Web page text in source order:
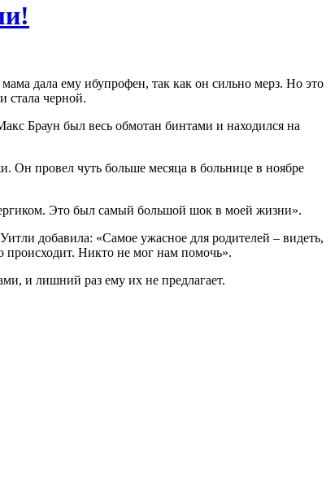
дала ему ибупрофен, так как он сильно мерз. Но это
стала черной.
Браун был весь обмотан бинтами и находился на
Он провел чуть больше месяца в больнице в ноябре
Это был самый большой шок в моей жизни».
добавила: «Самое ужасное для родителей – видеть,
происходит. Никто не мог нам помочь».
и лишний раз ему их не предлагает.